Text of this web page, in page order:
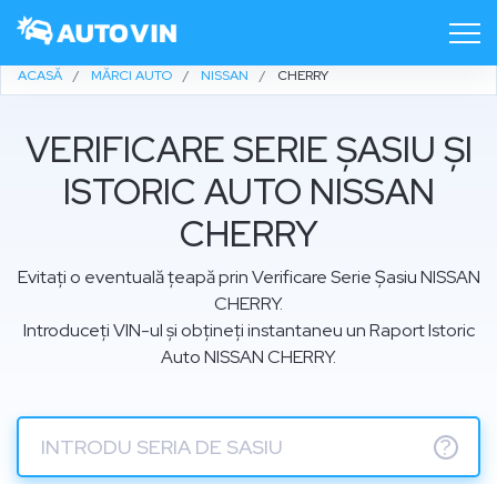
ACASĂ MĂRCI AUTO NISSAN CHERRY
VERIFICARE SERIE ȘASIU ȘI
ISTORIC AUTO NISSAN
CHERRY
Evitați o eventuală țeapă prin Verificare Serie Șasiu NISSAN
CHERRY.
Introduceți VIN-ul și obțineți instantaneu un Raport Istoric
Auto NISSAN CHERRY.
?